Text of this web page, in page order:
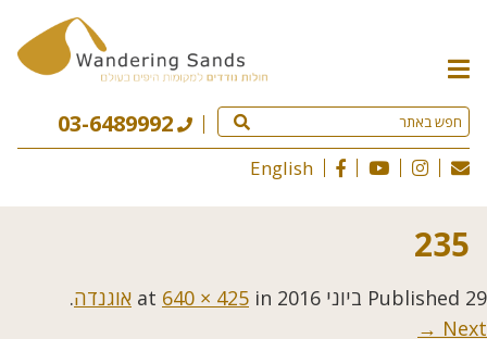
תפריט
האתר
03-6489992
English
235
Published 29 ביוני 2016 640 × 425 in אוגנדה.
Next →